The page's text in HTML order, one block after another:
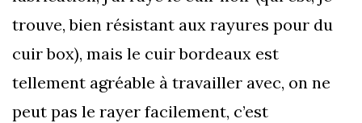
trouve, bien résistant aux rayures pour du
cuir box), mais le cuir bordeaux est
tellement agréable à travailler avec, on ne
peut pas le rayer facilement, c’est